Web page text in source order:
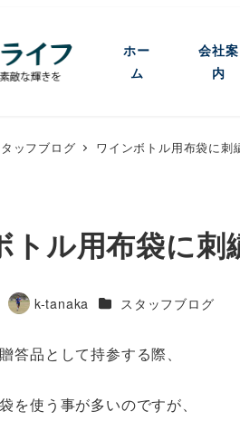
ホー
ム
会社案
内
ッフブログ ワインボトル用布袋に刺
トル用布袋に刺
著
k-tanaka カテゴリー
スタッフブログ
答品として持参する際、
を使う事が多いのですが、